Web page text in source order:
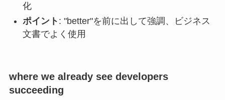
化
ポイント : "better"を前に出して強調、ビジネス
文書でよく使用
where we already see developers
succeeding